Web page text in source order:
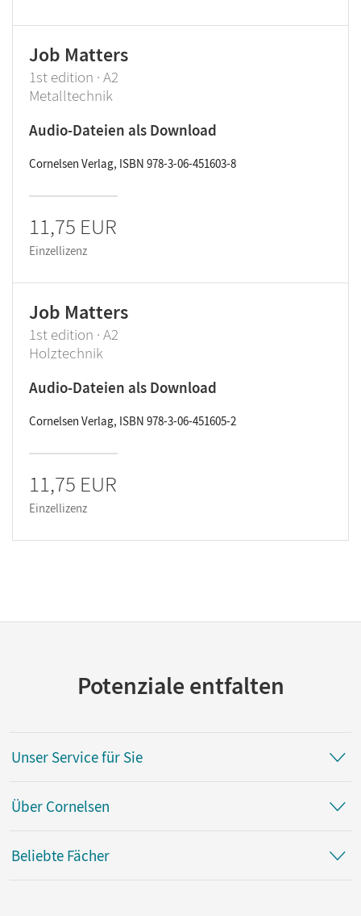
Job Matters
1st edition · A2
Metalltechnik
Audio-Dateien als Download
Cornelsen Verlag, ISBN 978-3-06-451603-8
11,75 EUR
Einzellizenz
Job Matters
1st edition · A2
Holztechnik
Audio-Dateien als Download
Cornelsen Verlag, ISBN 978-3-06-451605-2
11,75 EUR
Einzellizenz
Potenziale entfalten
Unser Service für Sie
Über Cornelsen
Beliebte Fächer